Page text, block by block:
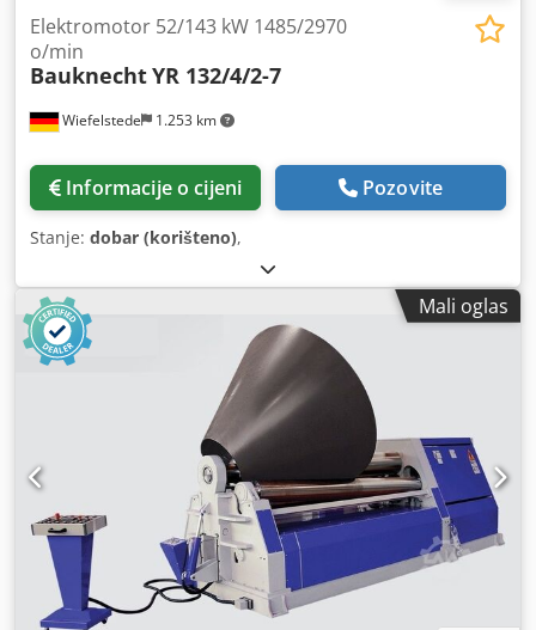
Wiefelstede 1.253 km
Elektromotor 52/143 kW 1485/2970
o/min
BauknechtYR 132/4/2-7
Informacije o cijeni Pozovite
Stanje: dobar (korišteno),
Mali oglas